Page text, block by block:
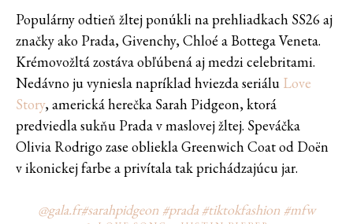
Populárny odtieň žltej ponúkli na prehliadkach SS26 aj
značky ako Prada, Givenchy, Chloé a Bottega Veneta.
Krémovožltá zostáva obľúbená aj medzi celebritami.
Nedávno ju vyniesla napríklad hviezda seriálu Love
Story, americká herečka Sarah Pidgeon, ktorá
predviedla sukňu Prada v maslovej žltej. Speváčka
Olivia Rodrigo zase obliekla Greenwich Coat od Doën
v ikonickej farbe a privítala tak prichádzajúcu jar.
@gala.fr#sarahpidgeon #prada #tiktokfashion #mfw